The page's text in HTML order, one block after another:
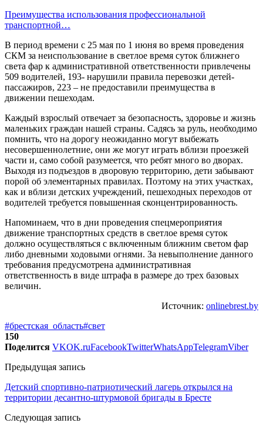
Преимущества использования профессиональной
транспортной…
В период времени с 25 мая по 1 июня во время проведения
СКМ за неиспользование в светлое время суток ближнего
света фар к административной ответственности привлечены
509 водителей, 193- нарушили правила перевозки детей-
пассажиров, 223 – не предоставили преимущества в
движении пешеходам.
Каждый взрослый отвечает за безопасность, здоровье и жизнь
маленьких граждан нашей страны. Садясь за руль, необходимо
помнить, что на дорогу неожиданно могут выбежать
несовершеннолетние, они же могут играть вблизи проезжей
части и, само собой разумеется, что ребят много во дворах.
Выходя из подъездов в дворовую территорию, дети забывают
порой об элементарных правилах. Поэтому на этих участках,
как и вблизи детских учреждений, пешеходных переходов от
водителей требуется повышенная сконцентрированность.
Напоминаем, что в дни проведения спецмероприятия
движение транспортных средств в светлое время суток
должно осуществляться с включенным ближним светом фар
либо дневными ходовыми огнями. За невыполнение данного
требования предусмотрена административная
ответственность в виде штрафа в размере до трех базовых
величин.
Источник: onlinebrest.by
#брестская_область#свет
150
Поделится VKOK.ruFacebookTwitterWhatsAppTelegramViber
Предыдущая запись
Детский спортивно-патриотический лагерь открылся на
территории десантно-штурмовой бригады в Бресте
Следующая запись